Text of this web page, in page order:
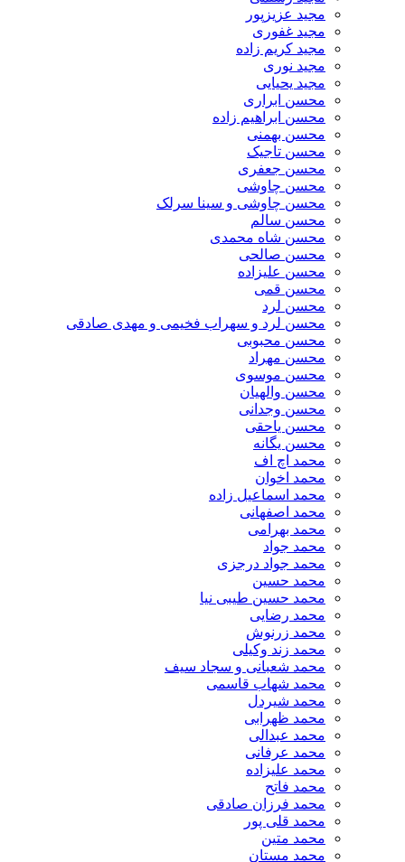
مجید عزیزپور
مجید غفوری
مجید کریم زاده
مجید نوری
مجید یحیایی
محسن ابراری
محسن ابراهیم زاده
محسن بهمنی
محسن تاجیک
محسن جعفری
محسن چاوشی
محسن چاوشی و سینا سرلک
محسن سالم
محسن شاه محمدی
محسن صالحی
محسن علیزاده
محسن قمی
محسن لرد
محسن لرد و سهراب فخیمی و مهدی صادقی
محسن محبوبی
محسن مهراد
محسن موسوی
محسن والهیان
محسن وجدانی
محسن یاحقی
محسن یگانه
محمد اچ اف
محمد اخوان
محمد اسماعیل زاده
محمد اصفهانی
محمد بهرامی
محمد جواد
محمد جواد درجزی
محمد حسین
محمد حسین طیبی نیا
محمد رضایی
محمد زرنوش
محمد زند وکیلی
محمد شعبانی و سجاد سیف
محمد شهاب قاسمی
​محمد شیردل
محمد ظهرابی
محمد عبدالی
محمد عرفانی
محمد علیزاده
محمد فاتح
محمد فرزان صادقی
محمد قلی پور
محمد متین
محمد مستان